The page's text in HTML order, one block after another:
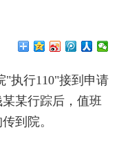
行110"接到申请
某行踪后，值班
到院。